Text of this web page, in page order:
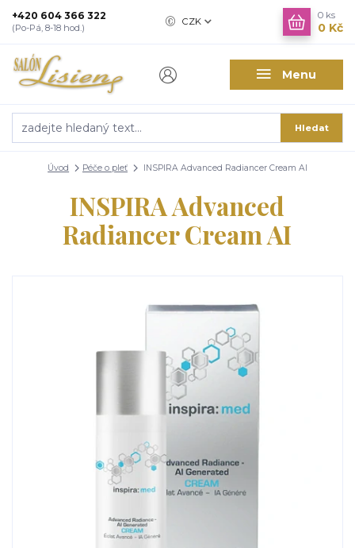
Menu
CZK
Hledat
+420 604 366 322
(Po-Pá, 8-18 hod.)
0 ks
0 Kč
Úvod Péče o pleť INSPIRA Advanced Radiancer Cream AI
INSPIRA Advanced
Radiancer Cream AI